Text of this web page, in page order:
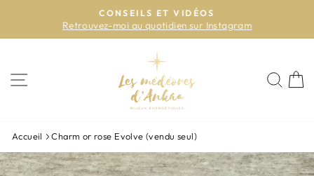
contenu
Diaporama
CONSEILS ET VIDÉOS
Retrouvez-moi au quotidien sur Instagram
Accueil Charm or rose Evolve (vendu seul)